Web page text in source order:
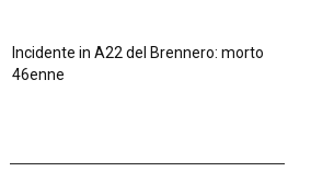
Incidente in A22 del Brennero: morto
46enne